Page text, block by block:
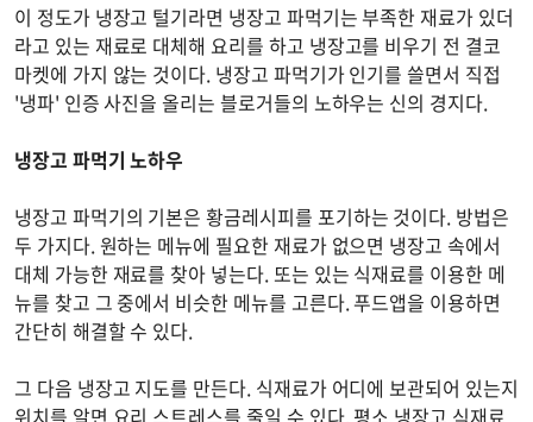
이 정도가 냉장고 털기라면 냉장고 파먹기는 부족한 재료가 있더
라고 있는 재료로 대체해 요리를 하고 냉장고를 비우기 전 결코
마켓에 가지 않는 것이다. 냉장고 파먹기가 인기를 쓸면서 직접
'냉파' 인증 사진을 올리는 블로거들의 노하우는 신의 경지다.
냉장고 파먹기 노하우
냉장고 파먹기의 기본은 황금레시피를 포기하는 것이다. 방법은
두 가지다. 원하는 메뉴에 필요한 재료가 없으면 냉장고 속에서
대체 가능한 재료를 찾아 넣는다. 또는 있는 식재료를 이용한 메
뉴를 찾고 그 중에서 비슷한 메뉴를 고른다. 푸드앱을 이용하면
간단히 해결할 수 있다.
그 다음 냉장고 지도를 만든다. 식재료가 어디에 보관되어 있는지
위치를 알면 요리 스트레스를 줄일 수 있다. 평소 냉장고 식재료